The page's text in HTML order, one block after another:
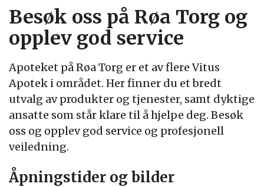
Besøk oss på Røa Torg og
opplev god service
Apoteket på Røa Torg er et av flere Vitus
Apotek i området. Her finner du et bredt
utvalg av produkter og tjenester, samt dyktige
ansatte som står klare til å hjelpe deg. Besøk
oss og opplev god service og profesjonell
veiledning.
Åpningstider og bilder